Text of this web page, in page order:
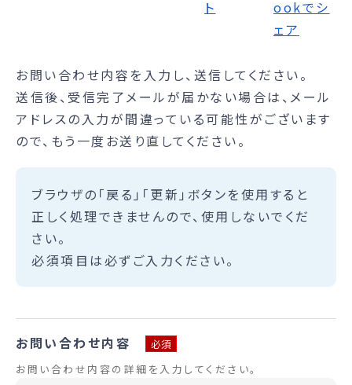
お問い合わせ内容を入力し、送信してください。
送信後、受信完了メールが届かない場合は、メール
アドレスの入力が間違っている可能性がございます
ので、もう一度お送り直してください。
ブラウザの「戻る」「更新」ボタンを使用すると
正しく処理できませんので、使用しないでくだ
さい。
必須項目は必ずご入力ください。
お問い合わせ内容
必須
お問い合わせ内容の詳細を入力してください。